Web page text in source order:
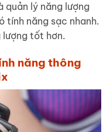
quản lý năng lượng
tính năng sạc nhanh.
lượng tốt hơn.
năng thông